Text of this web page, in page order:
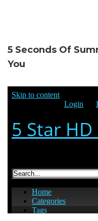
5 Seconds Of
You